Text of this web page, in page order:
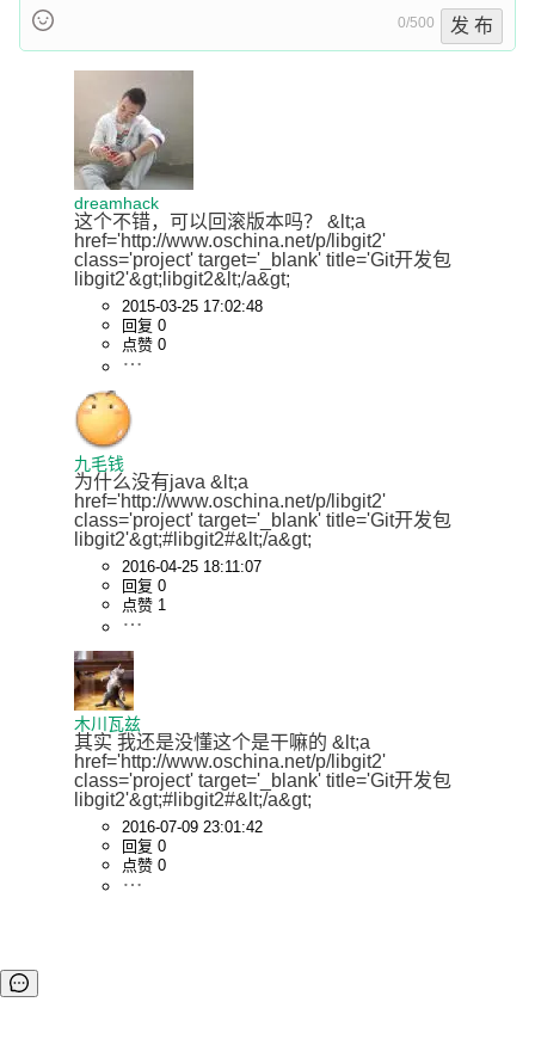
0/500 发 布
dreamhack
这个不错，可以回滚版本吗？ &lt;a
href='http://www.oschina.net/p/libgit2'
class='project' target='_blank' title='Git开发包
libgit2'&gt;libgit2&lt;/a&gt;
2015-03-25 17:02:48
回复 0
点赞 0
九毛钱
为什么没有java &lt;a
href='http://www.oschina.net/p/libgit2'
class='project' target='_blank' title='Git开发包
libgit2'&gt;#libgit2#&lt;/a&gt;
2016-04-25 18:11:07
回复 0
点赞 1
木川瓦兹
其实 我还是没懂这个是干嘛的 &lt;a
href='http://www.oschina.net/p/libgit2'
class='project' target='_blank' title='Git开发包
libgit2'&gt;#libgit2#&lt;/a&gt;
2016-07-09 23:01:42
回复 0
点赞 0